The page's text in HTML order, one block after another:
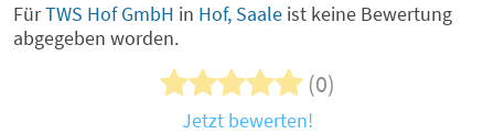
FürTWS Hof GmbH in Hof, Saale ist keine Bewertung
abgegeben worden.
(0)
Jetzt bewerten!